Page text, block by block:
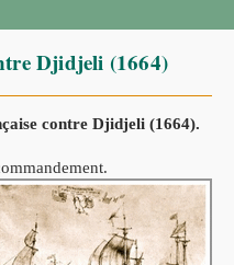
Djidjeli (1664)
contre Djidjeli (1664).